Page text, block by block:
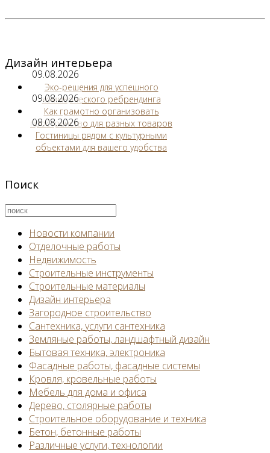
Дизайн интерьера
09.08.2026
Эко-решения для успешного
коммерческого ребрендинга
09.08.2026
Как грамотно организовать
пространство для разных товаров
08.08.2026
Гостиницы рядом с культурными
объектами для вашего удобства
Поиск
Новости компании
Отделочные работы
Недвижимость
Строительные инструменты
Строительные материалы
Дизайн интерьера
Загородное строительство
Сантехника, услуги сантехника
Земляные работы, ландшафтный дизайн
Бытовая техника, электроника
Фасадные работы, фасадные системы
Кровля, кровельные работы
Мебель для дома и офиса
Дерево, столярные работы
Строительное оборудование и техника
Бетон, бетонные работы
Различные услуги, технологии